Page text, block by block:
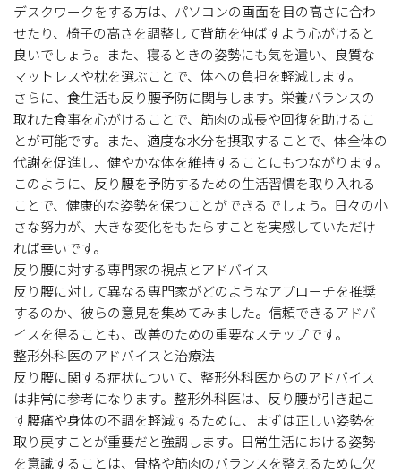
デスクワークをする方は、パソコンの画面を目の高さに合わ
せたり、椅子の高さを調整して背筋を伸ばすよう心がけると
良いでしょう。また、寝るときの姿勢にも気を遣い、良質な
マットレスや枕を選ぶことで、体への負担を軽減します。
さらに、食生活も反り腰予防に関与します。栄養バランスの
取れた食事を心がけることで、筋肉の成長や回復を助けるこ
とが可能です。また、適度な水分を摂取することで、体全体の
代謝を促進し、健やかな体を維持することにもつながります。
このように、反り腰を予防するための生活習慣を取り入れる
ことで、健康的な姿勢を保つことができるでしょう。日々の小
さな努力が、大きな変化をもたらすことを実感していただけ
れば幸いです。
反り腰に対する専門家の視点とアドバイス
反り腰に対して異なる専門家がどのようなアプローチを推奨
するのか、彼らの意見を集めてみました。信頼できるアドバ
イスを得ることも、改善のための重要なステップです。
整形外科医のアドバイスと治療法
反り腰に関する症状について、整形外科医からのアドバイス
は非常に参考になります。整形外科医は、反り腰が引き起こ
す腰痛や身体の不調を軽減するために、まずは正しい姿勢を
取り戻すことが重要だと強調します。日常生活における姿勢
を意識することは、骨格や筋肉のバランスを整えるために欠